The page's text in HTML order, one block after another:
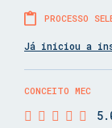
PROCESSO
Já iniciou a
CONCEITO MEC